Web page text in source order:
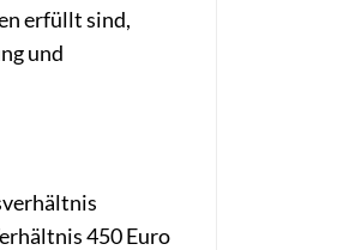
erfüllt sind,
und
450 Euro